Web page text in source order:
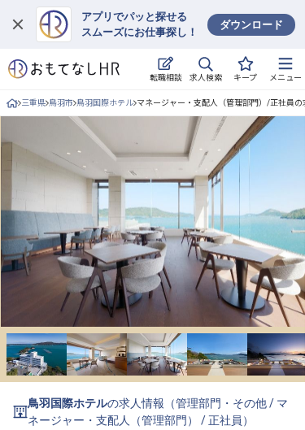
アプリでパッと探せる
スムーズにお仕事探し！
ダウンロード
転職相談 求人検索 キープ メニュー
ログイン
求人・施設を探す
キープした求人
就職・転職 合同説明会
おもてなしHRについて
ご利用の流れ
よくある質問
ホテル・宿泊業界情報コラム
無料 転職サポートに申し込む
三重県 鳥羽市 鳥羽国際ホテル マネージャー・支配人（管理部門）/正社員の
鳥羽国際ホテルの求人情報（管理部門・その他/ マ
ネージャー・支配人（管理部門）
/正社員 ）